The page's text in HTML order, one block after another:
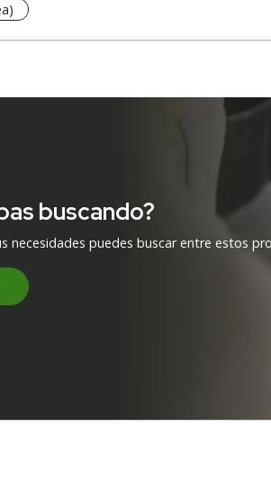
buscando?
necesidades puedes buscar entre estos